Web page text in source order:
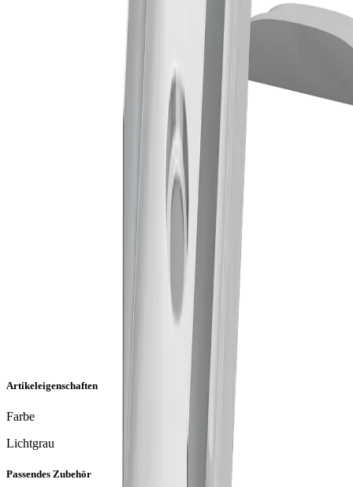
Artikeleigenschaften
Farbe
Lichtgrau
Passendes Zubehör